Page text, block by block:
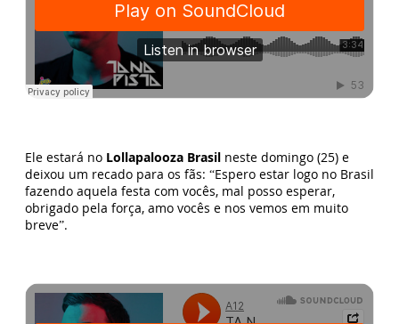
Ele estará no Lollapalooza Brasil neste domingo (25) e
deixou um recado para os fãs: “Espero estar logo no Brasil
fazendo aquela festa com vocês, mal posso esperar,
obrigado pela força, amo vocês e nos vemos em muito
breve”.